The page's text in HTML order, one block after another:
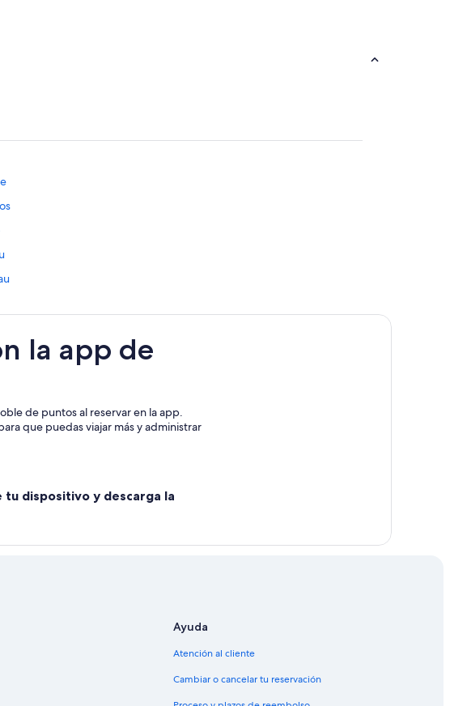
la app de
de puntos al reservar en la app.
que puedas viajar más y administrar
tu dispositivo y descarga la
Ayuda
Atención al cliente
Cambiar o cancelar tu reservación